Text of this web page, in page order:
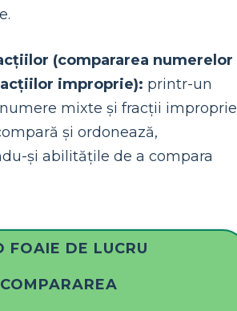
(compararea numerelor
improprie): printr-un
mixte și fracții
și ordonează,
și abilitățile de a compara
FOAIE DE LUCRU